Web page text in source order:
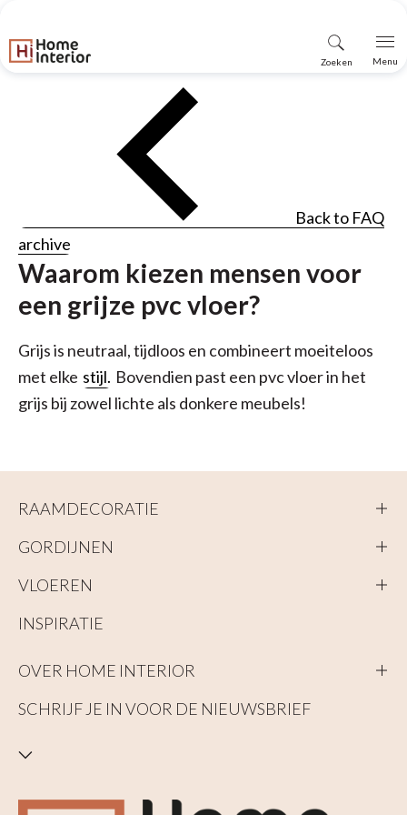
Zoeken Menu
Back to FAQ
archive
Waarom kiezen mensen voor
een grijze pvc vloer?
Grijs is neutraal, tijdloos en combineert moeiteloos
met elke stijl. Bovendien past een pvc vloer in het
grijs bij zowel lichte als donkere meubels!
RAAMDECORATIE
GORDIJNEN
VLOEREN
INSPIRATIE
OVER HOME INTERIOR
SCHRIJF JE IN VOOR DE NIEUWSBRIEF